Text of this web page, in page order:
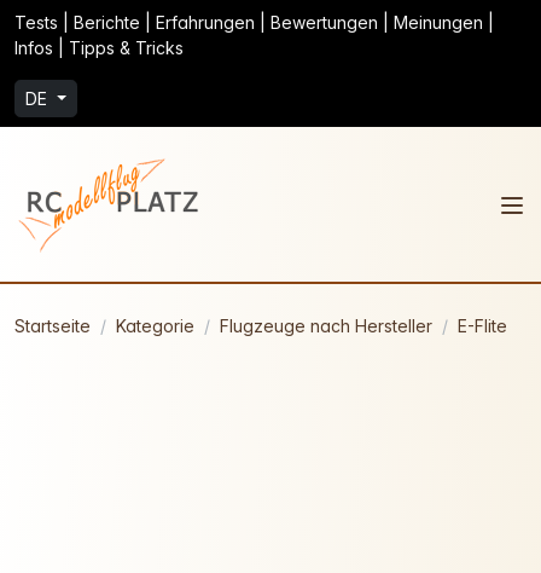
Tests | Berichte | Erfahrungen | Bewertungen | Meinungen |
Infos | Tipps & Tricks
DE
Startseite Kategorie Flugzeuge nach Hersteller E-Flite